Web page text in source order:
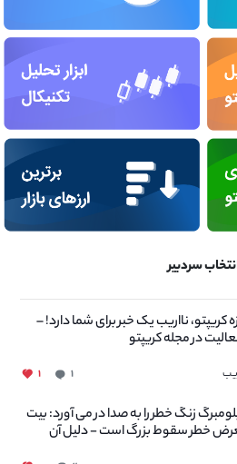
سردبیر
کریپتو، نااریب یک خبر برای شما دارد! –
در مجله کریپتو
۱ ۱
زنگ خطر را به صدا در می آورد: بیت
خطر سقوط بزرگ است - دلیل آن